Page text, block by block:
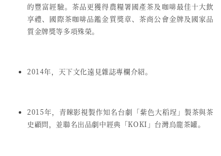
的豐富經驗。茶品更獲得農糧署國產茶及咖啡最佳十大飲
享禮、國際茶咖啡品鑑金質獎章、茶商公會金牌及國家品
質金牌獎等多項殊榮。
2014年，天下文化遠見雜誌專欄介紹。
2015年，青睞影視製作知名台劇「紫色大稻埕」製茶與茶
史顧問，並聯名出品劇中經典「KOKI」台灣烏龍茶罐。